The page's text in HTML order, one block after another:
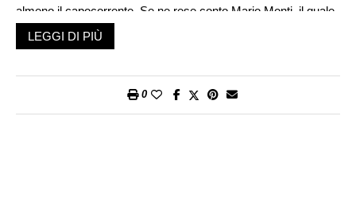
almeno il capocorrente. Se ne rese conto Mario Monti, il quale
non era forse il salvatore della patria che si sperava, ma non
era neppure uno sprovveduto. Infatti avvertì l’esigenza di avere
anziché unire lacerti di quelli di prima (Gianfranco Fini e Pier
LEGGI DI PIÙ
0